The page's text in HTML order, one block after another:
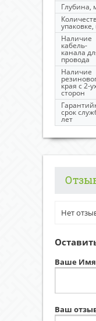
Глубина,
Наличие
кабель-
канала
провода
Наличие
края с 2-
сторон
срок
лет
Нет
Ваше
Ваш